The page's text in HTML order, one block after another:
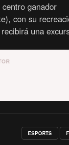
con su
una